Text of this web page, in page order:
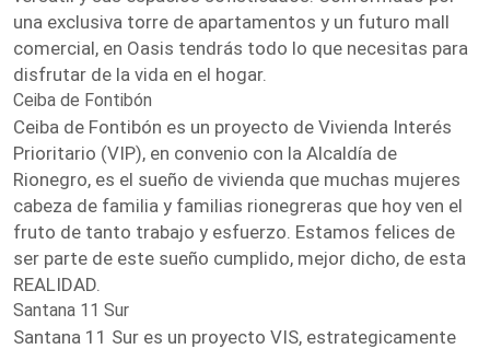
una exclusiva torre de apartamentos y un futuro mall
comercial, en Oasis tendrás todo lo que necesitas para
disfrutar de la vida en el hogar.
Ceiba de Fontibón
Ceiba de Fontibón es un proyecto de Vivienda Interés
Prioritario (VIP), en convenio con la Alcaldía de
Rionegro, es el sueño de vivienda que muchas mujeres
cabeza de familia y familias rionegreras que hoy ven el
fruto de tanto trabajo y esfuerzo. Estamos felices de
ser parte de este sueño cumplido, mejor dicho, de esta
REALIDAD.
Santana 11 Sur
Santana 11 Sur es un proyecto VIS, estrategicamente